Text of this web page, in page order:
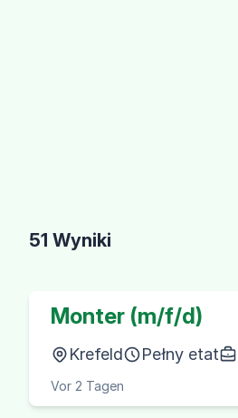
51 Wyniki
Monter (m/f/d)
Krefeld Pełny etat
Vor 2 Tagen